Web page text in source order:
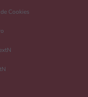
Cookies